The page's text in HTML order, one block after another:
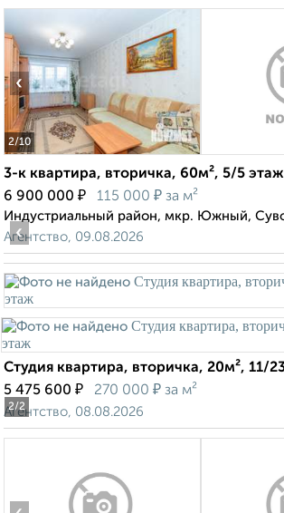
2/10
‹
3-к квартира, вторичка, 60м², 5/5 этаж
6 900 000 ₽ 115 000 ₽ за м²
Индустриальный район, мкр. Южный,
Агентство, 09.08.2026
2/2
‹
Студия квартира, вторичка, 20м², 11/
5 475 600 ₽ 270 000 ₽ за м²
Агентство, 08.08.2026